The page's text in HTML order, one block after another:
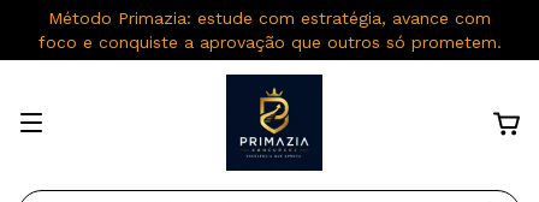
Método Primazia: estude com estratégia, avance com
foco e conquiste a aprovação que outros só prometem.